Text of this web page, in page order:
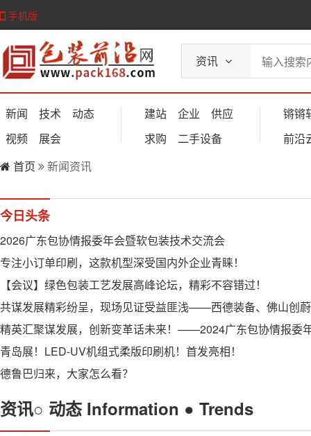
手机版
资讯
新闻 技术
动态
视频
展会
建站 企业
供应
求购
二手设备
锵锵
前沿
首页
新闻资讯
今日头条
2026广东包协情报委年会暨软包装技术交流会
专注小订单印刷，这款机型深受国内外企业青睐！
【会议】绿色包装工艺发展高峰论坛，精彩不容错过！
青岛展！LED-UV机组式柔版印刷机！首发亮相！
德鲁巴归来，大家怎么看？
资讯○ 动态 Information ● Trends